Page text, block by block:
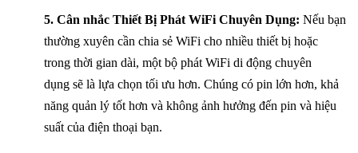
5. Cân nhắc Thiết Bị Phát WiFi Chuyên Dụng: Nếu bạn
thường xuyên cần chia sẻ WiFi cho nhiều thiết bị hoặc
trong thời gian dài, một bộ phát WiFi di động chuyên
dụng sẽ là lựa chọn tối ưu hơn. Chúng có pin lớn hơn, khả
năng quản lý tốt hơn và không ảnh hưởng đến pin và hiệu
suất của điện thoại bạn.